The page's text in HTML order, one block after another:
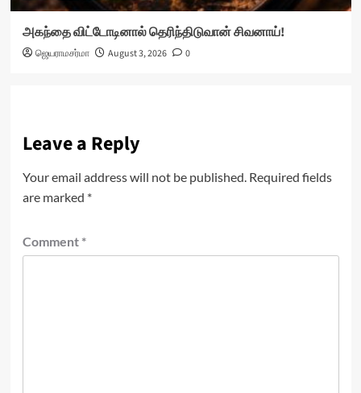
அகந்தை விட்டோடினால் தெரிந்திடுவான் சிவனாய்!
ஜெயராமசர்மா August 3, 2026 0
Leave a Reply
Your email address will not be published. Required fields
are marked *
Comment *